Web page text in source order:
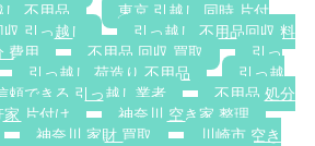
不用品
東京 引越し 同時 片付
引っ越し
引っ越し 不用品回収 料
費用 不用品 回収 買取
引っ
引っ越し 荷造り 不用品
引っ越
頼できる 引っ越し業者
不用品 処分
片付け
神奈川 空き家 整理
神奈川 家財 買取
川崎市 空き